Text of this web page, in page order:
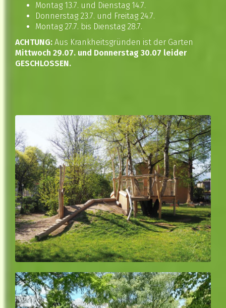
Montag 13.7. und Dienstag 14.7.
Donnerstag 23.7. und Freitag 24.7.
Montag 27.7. bis Dienstag 28.7.
ACHTUNG: Aus Krankheitsgründen ist der Garten
Mittwoch 29.07. und Donnerstag 30.07 leider
GESCHLOSSEN.